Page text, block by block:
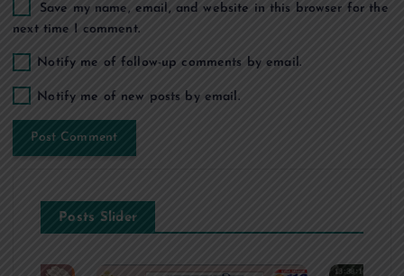
Save my name, email, and website in this browser for the
next time I comment.
Notify me of follow-up comments by email.
Notify me of new posts by email.
Posts Slider